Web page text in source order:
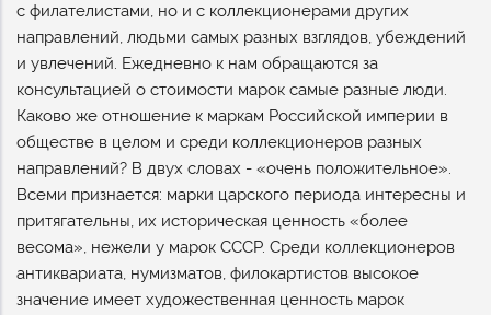
с филателистами, но и с коллекционерами других
направлений, людьми самых разных взглядов, убеждений
и увлечений. Ежедневно к нам обращаются за
консультацией о стоимости марок самые разные люди.
Каково же отношение к маркам Российской империи в
обществе в целом и среди коллекционеров разных
направлений? В двух словах - «очень положительное».
Всеми признается: марки царского периода интересны и
притягательны, их историческая ценность «более
весома», нежели у марок СССР. Среди коллекционеров
антиквариата, нумизматов, филокартистов высокое
значение имеет художественная ценность марок